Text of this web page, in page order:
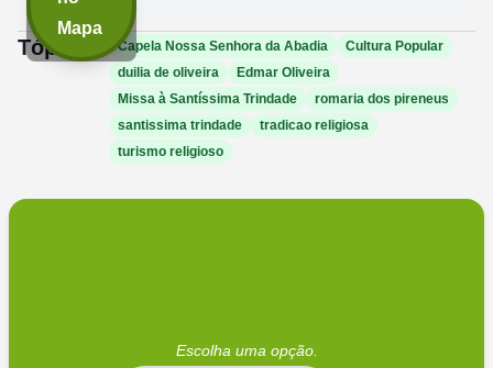
Mapa
Tópicos: Capela Nossa Senhora da Abadia
Cultura Popular
duilia de oliveira
Edmar Oliveira
Missa à Santíssima Trindade
romaria dos pireneus
santissima trindade
tradicao religiosa
turismo religioso
Escolha uma opção.